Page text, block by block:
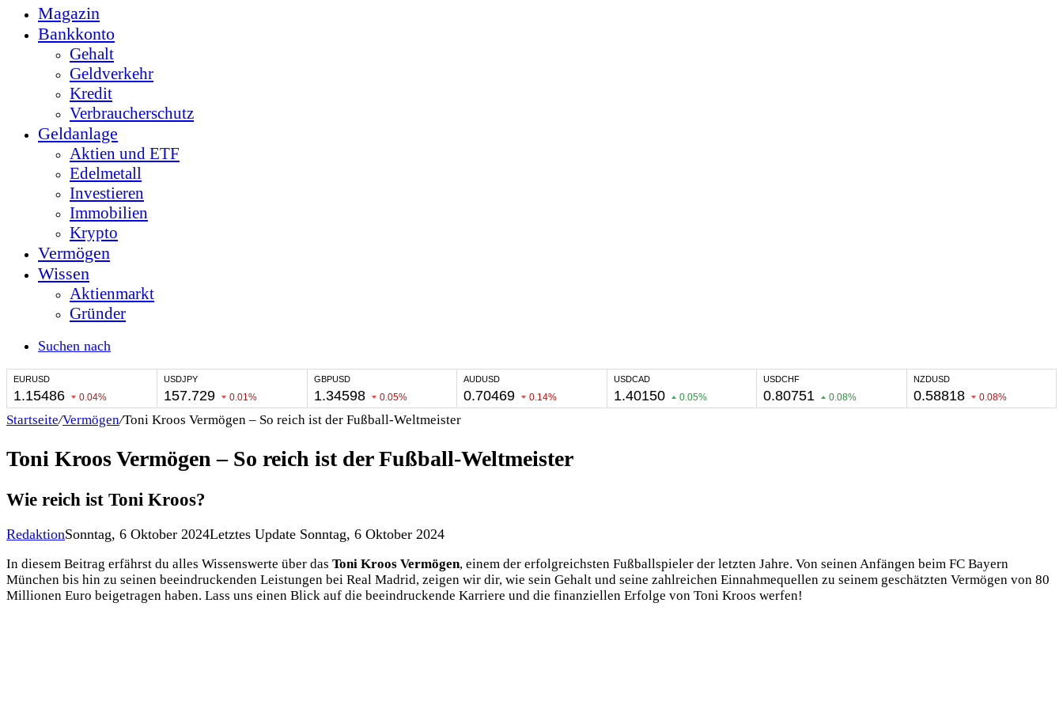
Magazin
Bankkonto
Gehalt
Geldverkehr
Kredit
Verbraucherschutz
Geldanlage
Aktien und ETF
Edelmetall
Investieren
Immobilien
Krypto
Vermögen
Wissen
Aktienmarkt
Gründer
Suchen nach
Startseite/Vermögen/Toni Kroos Vermögen – So reich ist der Fußball-Weltmeister
Toni Kroos Vermögen – So reich ist der Fußball-Weltmeister
Wie reich ist Toni Kroos?
RedaktionSonntag, 6 Oktober 2024Letztes Update Sonntag, 6 Oktober 2024
In diesem Beitrag erfährst du alles Wissenswerte über das Toni Kroos Vermögen, einem der erfolgreichsten Fußballspieler der letzten Jahre. Von seinen Anfängen beim FC Bayern
München bis hin zu seinen beeindruckenden Leistungen bei Real Madrid, zeigen wir dir, wie sein Gehalt und seine zahlreichen Einnahmequellen zu seinem geschätzten Vermögen von 80
Millionen Euro beigetragen haben. Lass uns einen Blick auf die beeindruckende Karriere und die finanziellen Erfolge von Toni Kroos werfen!